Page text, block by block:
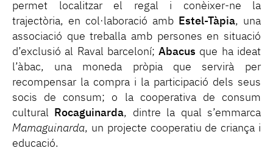
permet localitzar el regal i conèixer-ne la
trajectòria, en col·laboració amb
Estel-Tàpia, una
associació que treballa amb persones en situació
d’exclusió al Raval barceloní;Abacus que ha ideat
l’àbac, una moneda pròpia que servirà per
recompensar la compra i la participació dels seus
socis de consum; o la cooperativa de consum
cultural
Rocaguinarda, dintre la qual s’emmarca
Mamaguinarda, un projecte cooperatiu de criança i
educació.